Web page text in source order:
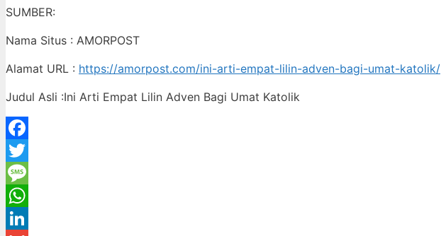
SUMBER:
Nama Situs : AMORPOST
Alamat URL : https://amorpost.com/ini-arti-empat-lilin-adven-bagi-umat-katolik/
Judul Asli :Ini Arti Empat Lilin Adven Bagi Umat Katolik
Facebook
Twitter
Message
WhatsApp